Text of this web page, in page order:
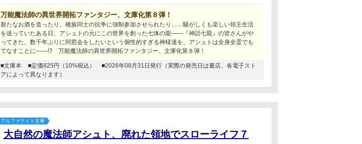
万能魔法師の異世界開拓ファンタジー、文庫化第８弾！
新たなお酒を造ったり、種族同士の抗争に強制参加させられたり……騒がしくも楽しい領主生活
を送っていたある日、アシュトの元にこの世界を創った七体の龍――『神話七龍』の皆さんがや
ってきた。数千年ぶりに同窓会をしたいという個性的すぎる神様達を、アシュトは全身全霊でも
てなすことに――!? 万能魔法師の異世界開拓ファンタジー、文庫化第８弾！
■文庫本 ■定価825円（10%税込）
■2026年08月31日発行（実際の発売日は書店、各電子スト
アによって異なります）
アルファライト文庫
大自然の魔法師アシュト、廃れた領地でスローライフ７